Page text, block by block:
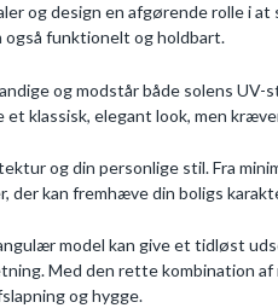
og design en afgørende rolle i
funktionelt og holdbart.
og modstår både solens UV-
klassisk, elegant look, men
og din personlige stil. Fra
der kan fremhæve din boligs
model kan give et tidløst
Med den rette kombination af
og hygge.